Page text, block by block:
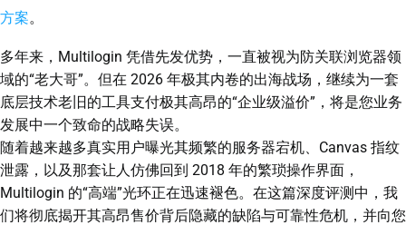
方案。
多年来，Multilogin 凭借先发优势，一直被视为防关联浏览器领
域的“老大哥”。但在 2026 年极其内卷的出海战场，继续为一套
底层技术老旧的工具支付极其高昂的“企业级溢价”，将是您业务
发展中一个致命的战略失误。
随着越来越多真实用户曝光其频繁的服务器宕机、Canvas 指纹
泄露，以及那套让人仿佛回到 2018 年的繁琐操作界面，
Multilogin 的“高端”光环正在迅速褪色。在这篇深度评测中，我
们将彻底揭开其高昂售价背后隐藏的缺陷与可靠性危机，并向您